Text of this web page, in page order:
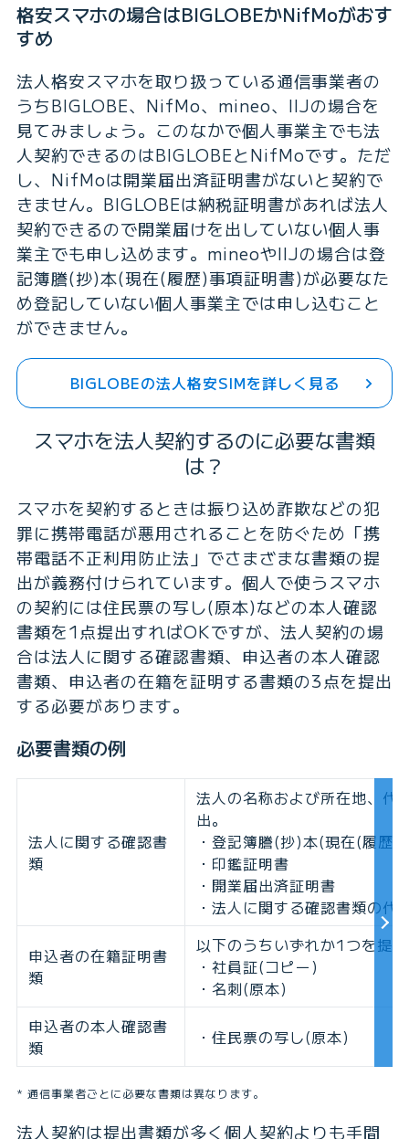
格安スマホの場合はBIGLOBEかNifMoがおす
すめ
法人格安スマホを取り扱っている通信事業者の
うちBIGLOBE、NifMo、mineo、IIJの場合を
見てみましょう。このなかで個人事業主でも法
人契約できるのはBIGLOBEとNifMoです。ただ
し、NifMoは開業届出済証明書がないと契約で
きません。BIGLOBEは納税証明書があれば法人
契約できるので開業届けを出していない個人事
業主でも申し込めます。mineoやIIJの場合は登
記簿謄(抄)本(現在(履歴)事項証明書)が必要なた
め登記していない個人事業主では申し込むこと
ができません。
BIGLOBEの法人格安SIMを詳しく見る
スマホを法人契約するのに必要な書類
は？
スマホを契約するときは振り込め詐欺などの犯
罪に携帯電話が悪用されることを防ぐため「携
帯電話不正利用防止法」でさまざまな書類の提
出が義務付けられています。個人で使うスマホ
の契約には住民票の写し(原本)などの本人確認
書類を1点提出すればOKですが、法人契約の場
合は法人に関する確認書類、申込者の本人確認
書類、申込者の在籍を証明する書類の3点を提出
する必要があります。
必要書類の例
法人に関する確認書
類
法人の名称および所在地、代
出。
・登記簿謄(抄)本(現在(履歴)
・印鑑証明書
・開業届出済証明書
・法人に関する確認書類の
申込者の在籍証明書
類
以下のうちいずれか1つを提
・社員証(コピー)
・名刺(原本)
申込者の本人確認書
類
・住民票の写し(原本)
通信事業者ごとに必要な書類は異なります。
法人契約は提出書類が多く個人契約よりも手間